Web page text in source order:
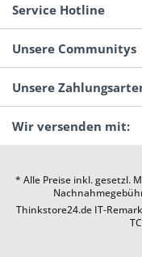
Service Hotline
Unsere Communitys
Unsere
Wir versenden mit:
* Alle Preise inkl. gesetzl.
Thinkstore24.de IT-